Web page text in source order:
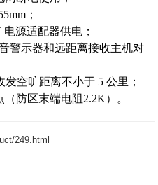
；
源适配器供电；
警示器和远距离接收主机对
空旷距离不小于 5 公里；
防区末端电阻2.2K）。
249.html